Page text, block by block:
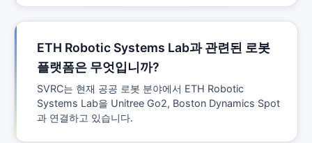
ETH Robotic Systems Lab과 관련된 로봇
플랫폼은 무엇입니까?
SVRC는 현재 공공 로봇 분야에서 ETH Robotic
Systems Lab을 Unitree Go2, Boston Dynamics Spot
과 연결하고 있습니다.